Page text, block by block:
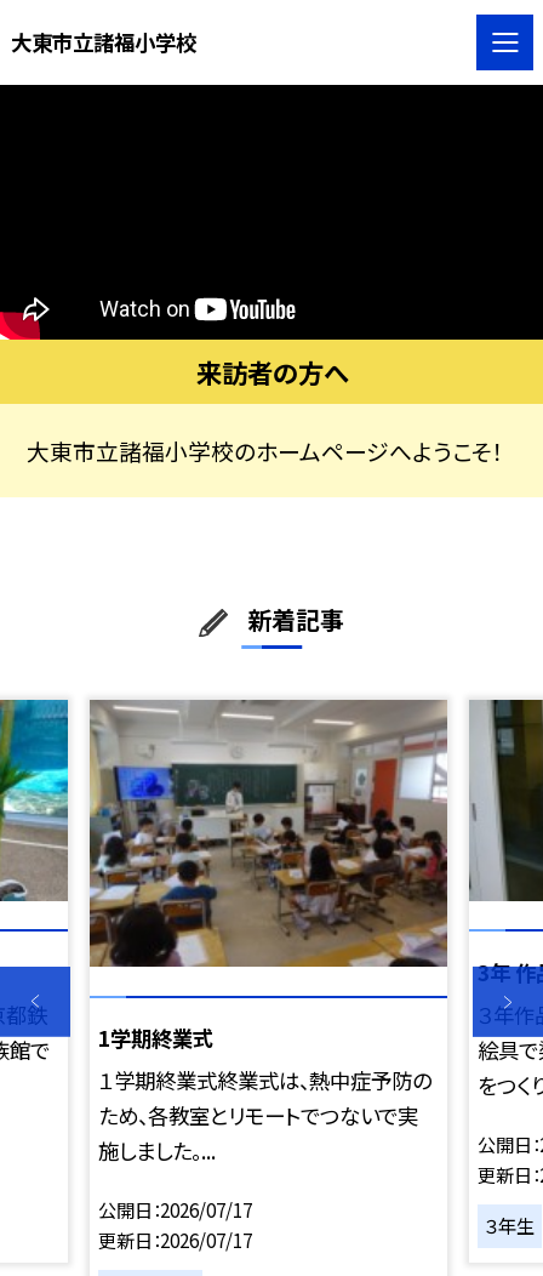
大東市立諸福小学校
来訪者の方へ
大東市立諸福小学校のホームページへようこそ！
新着記事
都鉄
館で
1学期終業式
１学期終業式終業式は、熱中症予防の
ため、各教室とリモートでつないで実
施しました。...
公開日 2026/07/17
更新日 2026/07/17
3年 作
３年作
絵具で
をつく
公開日
更新日
３年生